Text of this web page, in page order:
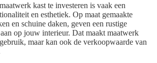
kast te investeren is vaak een
en esthetiek. Op maat gemaakte
en schuine daken, geven een rustige
op jouw interieur. Dat maakt maatwerk
maar kan ook de verkoopwaarde van